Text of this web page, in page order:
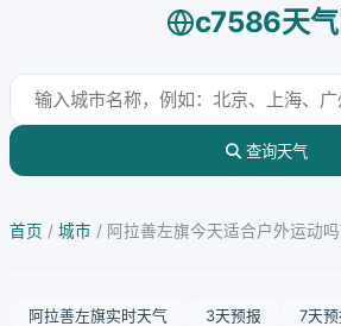
c7586天气
查询天气
首页 / 城市 / 阿拉善左旗今天适合户外运动
阿拉善左旗实时天气 3天预报 7天预